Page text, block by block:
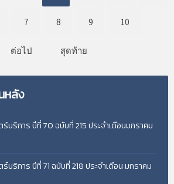
7 8 9 10
ต่อไป สุดท้าย
หลัง
บริการ ปีที่ 70 ฉบับที่ 215 ประจำเดือนมกราคม
บริการ ปีที่ 71 ฉบับที่ 218 ประจำเดือน มกราคม